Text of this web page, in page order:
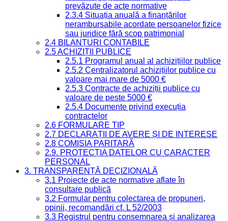
prevăzute de acte normative
2.3.4 Situația anuală a finanțărilor
nerambursabile acordate persoanelor fizice
sau juridice fără scop patrimonial
2.4 BILANȚURI CONTABILE
2.5 ACHIZIȚII PUBLICE
2.5.1 Programul anual al achizițiilor publice
2.5.2 Centralizatorul achizițiilor publice cu
valoare mai mare de 5000 €
2.5.3 Contracte de achiziții publice cu
valoare de peste 5000 €
2.5.4 Documente privind execuția
contractelor
2.6 FORMULARE TIP
2.7 DECLARAȚII DE AVERE ȘI DE INTERESE
2.8 COMISIA PARITARĂ
2.9. PROTECȚIA DATELOR CU CARACTER
PERSONAL
3. TRANSPARENȚĂ DECIZIONALĂ
3.1 Proiecte de acte normative aflate în
consultare publică
3.2 Formular pentru colectarea de propuneri,
opinii, recomandări cf. L 52/2003
3.3 Registrul pentru consemnarea și analizarea